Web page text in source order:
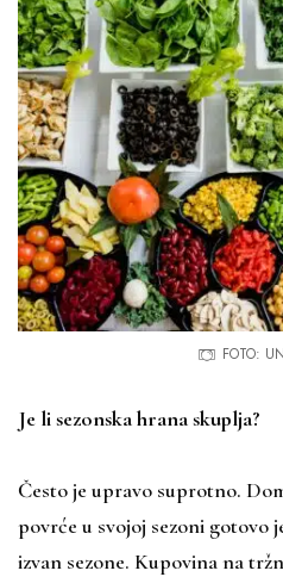
FOTO:
Je li sezonska hrana skuplja?
Često je upravo suprotno.
povrće u svojoj sezoni gotovo
izvan sezone. Kupovina na